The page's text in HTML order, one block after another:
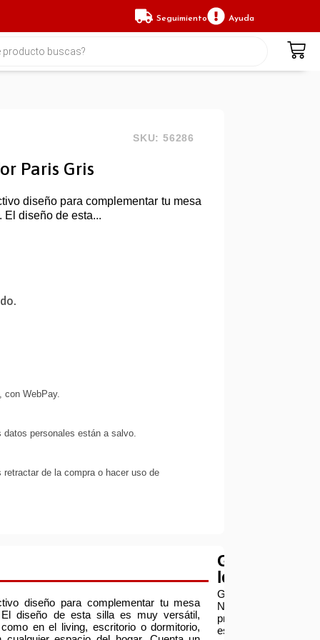
Seguimiento Ayuda
SKU: 56286
Paris Gris
diseño para complementar tu mesa
diseño de esta...
con WebPay.
personales están a salvo.
de la compra o hacer uso de
diseño para complementar tu mesa
diseño de esta silla es muy versátil,
en el living, escritorio o dormitorio,
Garantía
legal
Garantía:
Nuestra
prioridad
es